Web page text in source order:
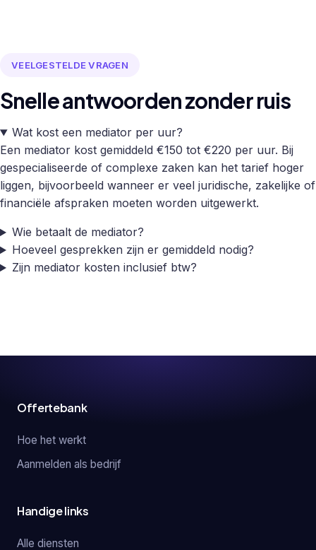
VEELGESTELDE VRAGEN
Snelle antwoorden zonder ruis
Wat kost een mediator per uur?
Een mediator kost gemiddeld €150 tot €220 per uur. Bij
gespecialiseerde of complexe zaken kan het tarief hoger
liggen, bijvoorbeeld wanneer er veel juridische, zakelijke of
financiële afspraken moeten worden uitgewerkt.
Wie betaalt de mediator?
Hoeveel gesprekken zijn er gemiddeld nodig?
Zijn mediator kosten inclusief btw?
Offertebank
Hoe het werkt
Aanmelden als bedrijf
Handige links
Alle diensten